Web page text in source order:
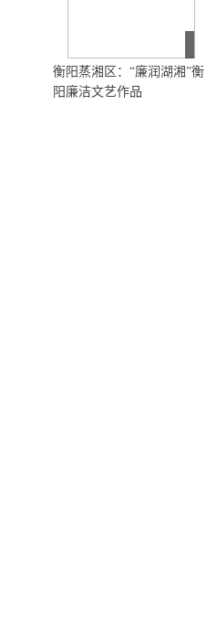
衡阳蒸湘区：“廉润湖湘”衡
阳廉洁文艺作品